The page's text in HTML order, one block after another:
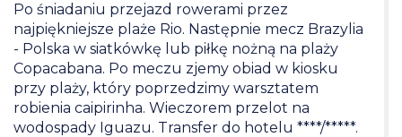
Po śniadaniu przejazd rowerami przez
najpiękniejsze plaże Rio. Następnie mecz Brazylia
- Polska w siatkówkę lub piłkę nożną na plaży
Copacabana. Po meczu zjemy obiad w kiosku
przy plaży, który poprzedzimy warsztatem
robienia caipirinha. Wieczorem przelot na
wodospady Iguazu. Transfer do hotelu ****/*****.